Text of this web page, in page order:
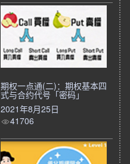
期权一点通(二)：期权基本四
式与合约代号「密码」
2021年8月25日
41706